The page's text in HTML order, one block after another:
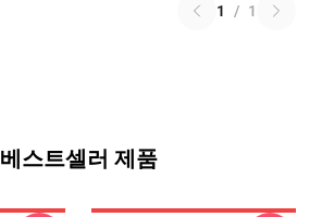
1 / 1
베스트셀러 제품